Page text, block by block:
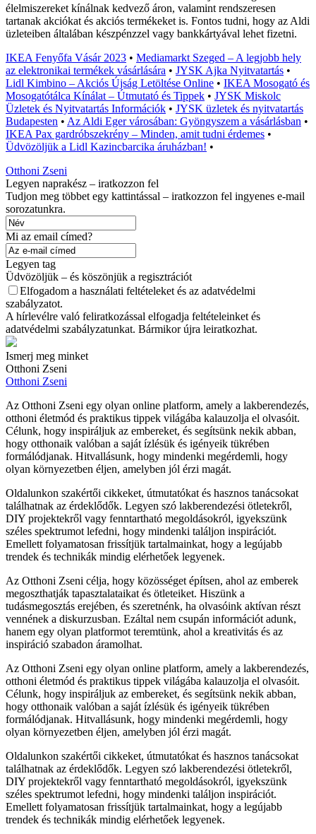
élelmiszereket kínálnak kedvező áron, valamint rendszeresen
tartanak akciókat és akciós termékeket is. Fontos tudni, hogy az Aldi
üzleteiben általában készpénzzel vagy bankkártyával lehet fizetni.
IKEA Fenyőfa Vásár 2023 • Mediamarkt Szeged – A legjobb hely
az elektronikai termékek vásárlására • JYSK Ajka Nyitvatartás •
Lidl Kimbino – Akciós Újság Letöltése Online • IKEA Mosogató és
Mosogatótálca Kínálat – Útmutató és Tippek • JYSK Miskolc
Üzletek és Nyitvatartás Információk • JYSK üzletek és nyitvatartás
Budapesten • Az Aldi Eger városában: Gyöngyszem a vásárlásban •
IKEA Pax gardróbszekrény – Minden, amit tudni érdemes •
Üdvözöljük a Lidl Kazincbarcika áruházban! •
Otthoni Zseni
Legyen naprakész – iratkozzon fel
Tudjon meg többet egy kattintással – iratkozzon fel ingyenes e-mail
sorozatunkra.
Mi az email címed?
Legyen tag
Üdvözöljük – és köszönjük a regisztrációt
Elfogadom a használati feltételeket és az adatvédelmi
szabályzatot.
A hírlevélre való feliratkozással elfogadja feltételeinket és
adatvédelmi szabályzatunkat. Bármikor újra leiratkozhat.
Ismerj meg minket
Otthoni Zseni
Otthoni Zseni
Az Otthoni Zseni egy olyan online platform, amely a lakberendezés,
otthoni életmód és praktikus tippek világába kalauzolja el olvasóit.
Célunk, hogy inspiráljuk az embereket, és segítsünk nekik abban,
hogy otthonaik valóban a saját ízlésük és igényeik tükrében
formálódjanak. Hitvallásunk, hogy mindenki megérdemli, hogy
olyan környezetben éljen, amelyben jól érzi magát.
Oldalunkon szakértői cikkeket, útmutatókat és hasznos tanácsokat
találhatnak az érdeklődők. Legyen szó lakberendezési ötletekről,
DIY projektekről vagy fenntartható megoldásokról, igyekszünk
széles spektrumot lefedni, hogy mindenki találjon inspirációt.
Emellett folyamatosan frissítjük tartalmainkat, hogy a legújabb
trendek és technikák mindig elérhetőek legyenek.
Az Otthoni Zseni célja, hogy közösséget építsen, ahol az emberek
megoszthatják tapasztalataikat és ötleteiket. Hiszünk a
tudásmegosztás erejében, és szeretnénk, ha olvasóink aktívan részt
vennének a diskurzusban. Ezáltal nem csupán információt adunk,
hanem egy olyan platformot teremtünk, ahol a kreativitás és az
inspiráció szabadon áramolhat.
Az Otthoni Zseni egy olyan online platform, amely a lakberendezés,
otthoni életmód és praktikus tippek világába kalauzolja el olvasóit.
Célunk, hogy inspiráljuk az embereket, és segítsünk nekik abban,
hogy otthonaik valóban a saját ízlésük és igényeik tükrében
formálódjanak. Hitvallásunk, hogy mindenki megérdemli, hogy
olyan környezetben éljen, amelyben jól érzi magát.
Oldalunkon szakértői cikkeket, útmutatókat és hasznos tanácsokat
találhatnak az érdeklődők. Legyen szó lakberendezési ötletekről,
DIY projektekről vagy fenntartható megoldásokról, igyekszünk
széles spektrumot lefedni, hogy mindenki találjon inspirációt.
Emellett folyamatosan frissítjük tartalmainkat, hogy a legújabb
trendek és technikák mindig elérhetőek legyenek.